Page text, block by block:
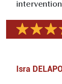
Isra